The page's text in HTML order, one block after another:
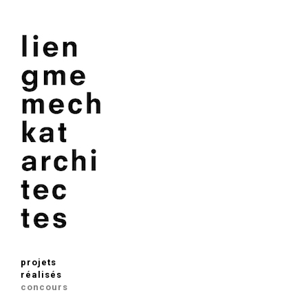
projets
réalisés
concours